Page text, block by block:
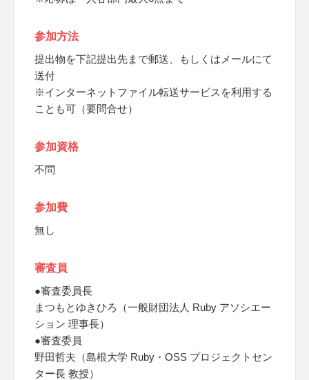
参加方法
提出物を下記提出先まで郵送、もしくはメールにて
送付
※インターネットファイル転送サービスを利用する
ことも可（要問合せ）
参加資格
不問
参加費
無し
審査員
●審査委員長
まつもとゆきひろ（一般財団法人 Ruby アソシエー
ション 理事長）
●審査委員
野田哲夫（島根大学 Ruby・OSS プロジェクトセン
ター長 教授）